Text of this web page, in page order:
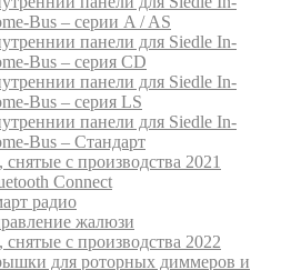
Bus – серии A / AS
панели для Siedle In-
Bus – серия CD
панели для Siedle In-
Bus – серия LS
панели для Siedle In-
Bus – Стандарт
снятые с производства 2021
Connect
радио
жалюзи
снятые с производства 2022
для роторных диммеров и